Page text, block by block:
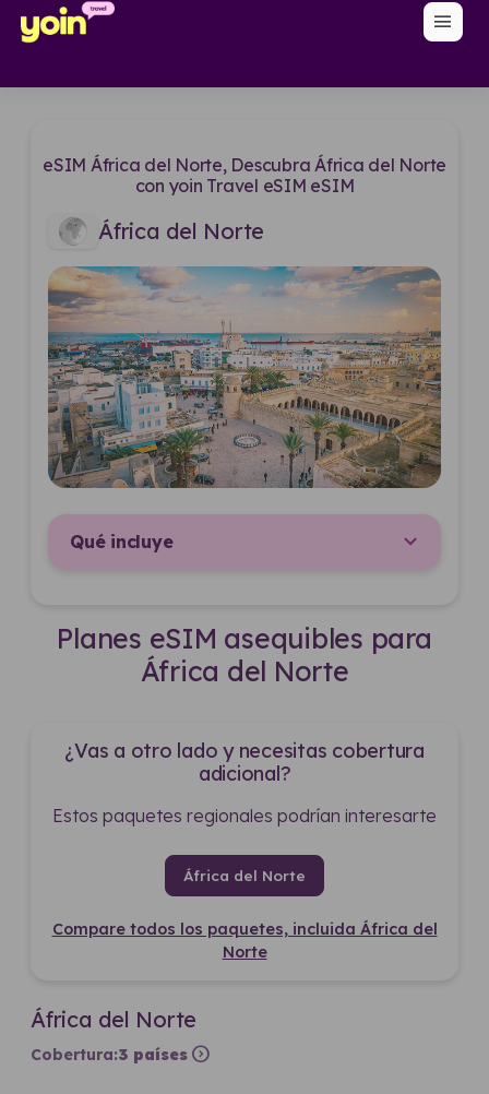
menu
eSIM África del Norte, Descubra África del Norte
con yoin Travel eSIM eSIM
África del Norte
Qué incluye
Planes eSIM asequibles para
África del Norte
¿Vas a otro lado y necesitas cobertura
adicional?
Estos paquetes regionales podrían interesarte
África del Norte
Compare todos los paquetes, incluida África del
Norte
África del Norte
Cobertura:3 países expand_circle_right